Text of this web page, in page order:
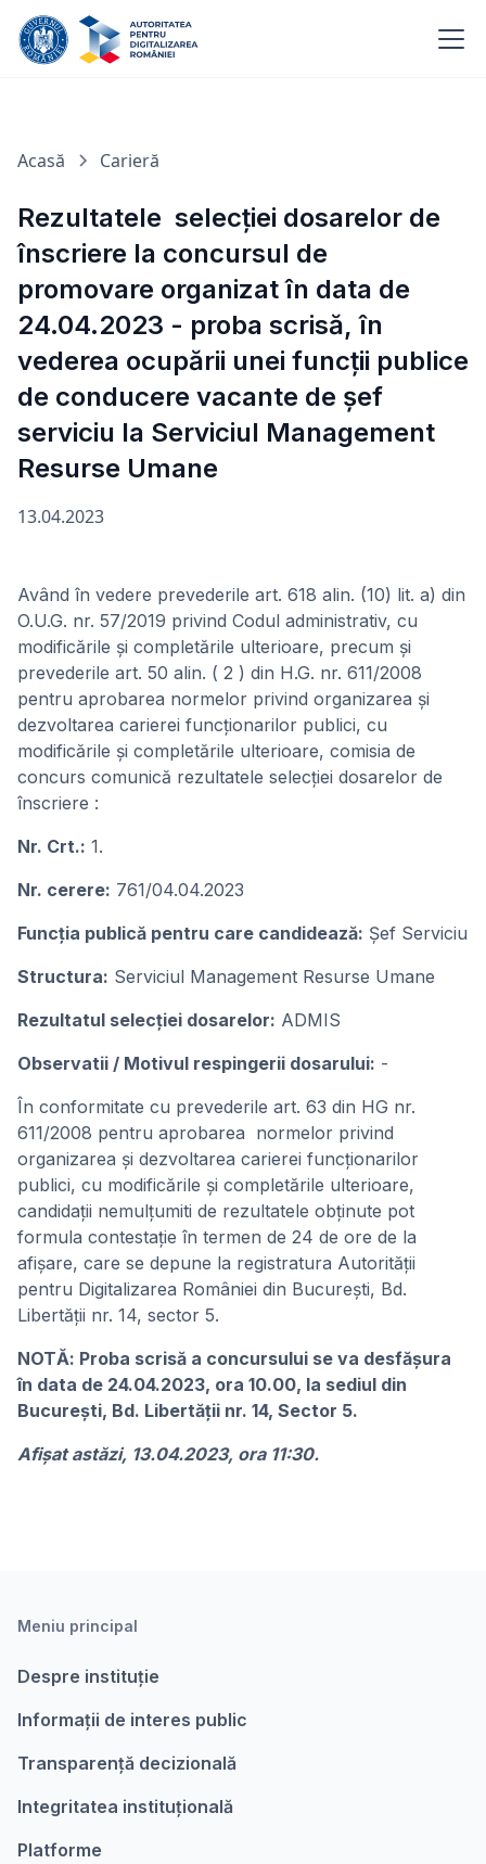
Acasă Carieră
Rezultatele selecției dosarelor de
înscriere la concursul de
promovare organizat în data de
24.04.2023 - proba scrisă, în
vederea ocupării unei funcții publice
de conducere vacante de șef
serviciu la Serviciul Management
Resurse Umane
13.04.2023
Având în vedere prevederile art. 618 alin. (10) lit. a) din
O.U.G. nr. 57/2019 privind Codul administrativ, cu
modificările și completările ulterioare, precum și
prevederile art. 50 alin. ( 2 ) din H.G. nr. 611/2008
pentru aprobarea normelor privind organizarea și
dezvoltarea carierei funcționarilor publici, cu
modificările şi completările ulterioare, comisia de
concurs comunică rezultatele selecției dosarelor de
înscriere :
Nr. Crt.: 1.
Nr. cerere: 761/04.04.2023
Funcţia publică pentru care candidează: Șef Serviciu
Structura: Serviciul Management Resurse Umane
Rezultatul selecţiei dosarelor: ADMIS
Observatii / Motivul respingerii dosarului: -
În conformitate cu prevederile art. 63 din HG nr.
611/2008 pentru aprobarea normelor privind
organizarea și dezvoltarea carierei funcționarilor
publici, cu modificările şi completările ulterioare,
candidații nemulțumiti de rezultatele obținute pot
formula contestație în termen de 24 de ore de la
afișare, care se depune la registratura Autorității
pentru Digitalizarea României din București, Bd.
Libertății nr. 14, sector 5.
NOTĂ: Proba scrisă a concursului se va desfășura
în data de 24.04.2023, ora 10.00, la sediul din
București, Bd. Libertății nr. 14, Sector 5.
Afişat astăzi, 13.04.2023, ora 11:30.
Meniu principal
Despre instituție
Informații de interes public
Transparență decizională
Integritatea instituțională
Platforme